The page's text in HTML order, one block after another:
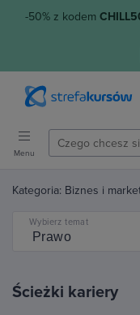
-50% z kodem
Menu
Kategoria: Biznes i
Wybierz temat
Ścieżki kariery